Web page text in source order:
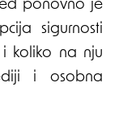
ponovno je
sigurnosti
koliko na nju
i osobna